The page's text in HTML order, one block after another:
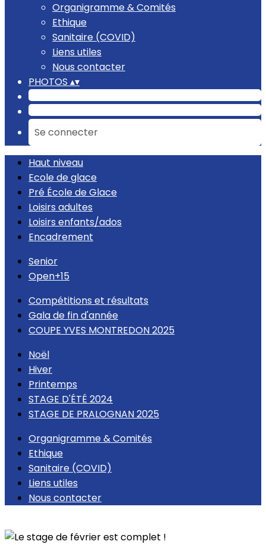
Organigramme & Comités
Ethique
Sanitaire (COVID)
Liens utiles
Nous contacter
PHOTOS ▴▾
Se connecter
Haut niveau
Ecole de glace
Pré École de Glace
Loisirs adultes
Loisirs enfants/ados
Encadrement
Senior
Open+15
Compétitions et résultats
Gala de fin d'année
COUPE YVES MONTREDON 2025
Noël
Hiver
Printemps
STAGE D'ÉTÉ 2024
STAGE DE PRALOGNAN 2025
Organigramme & Comités
Ethique
Sanitaire (COVID)
Liens utiles
Nous contacter